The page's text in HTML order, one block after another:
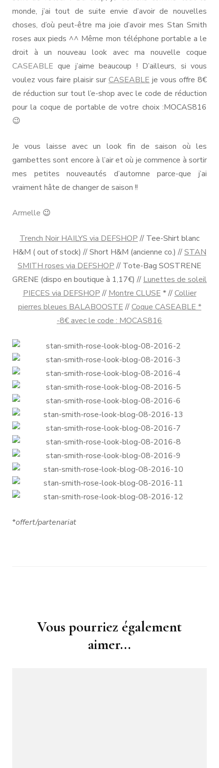
monde, j’ai tout de suite envie d’avoir de nouvelles
choses, d’où peut-être ma joie d’avoir mes Stan Smith
roses aux pieds ^^ Même mon téléphone portable a le
droit à un nouveau look avec ma nouvelle coque
CASEABLE que j’aime beaucoup ! D’ailleurs, si vous
voulez vous faire plaisir sur CASEABLE je vous offre 8€
de réduction sur tout l’e-shop avec le code de réduction
pour la coque de portable de votre choix :MOCAS816
😉
Je vous laisse avec un look fin de saison où les
gambettes sont encore à l’air et où je commence à sortir
mes petites nouveautés d’automne parce-que j’ai
vraiment hâte de changer de saison !!
Armelle 😉
Trench Noir HAILYS via DEFSHOP // Tee-Shirt blanc
H&M ( out of stock) // Short H&M (ancienne co.) //STAN
SMITH roses via DEFSHOP // Tote-Bag SOSTRENE
GRENE (dispo en boutique à 1,17€) // Lunettes de soleil
PIECES via DEFSHOP // Montre CLUSE * //Collier
pierres bleues BALABOOSTE //Coque CASEABLE *
-8€ avec le code : MOCAS816
*offert/partenariat
Navigation
Vous pourriez également
aimer...